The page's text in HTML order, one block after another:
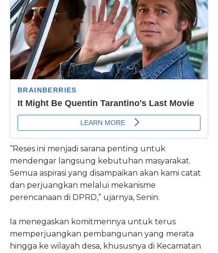
“Reses ini menjadi sarana penting untuk
mendengar langsung kebutuhan masyarakat.
Semua aspirasi yang disampaikan akan kami catat
dan perjuangkan melalui mekanisme
perencanaan di DPRD,” ujarnya, Senin.
Ia menegaskan komitmennya untuk terus
memperjuangkan pembangunan yang merata
hingga ke wilayah desa, khususnya di Kecamatan